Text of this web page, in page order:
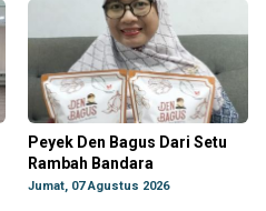
Peyek Den Bagus Dari Setu
Rambah Bandara
Jumat, 07 Agustus 2026